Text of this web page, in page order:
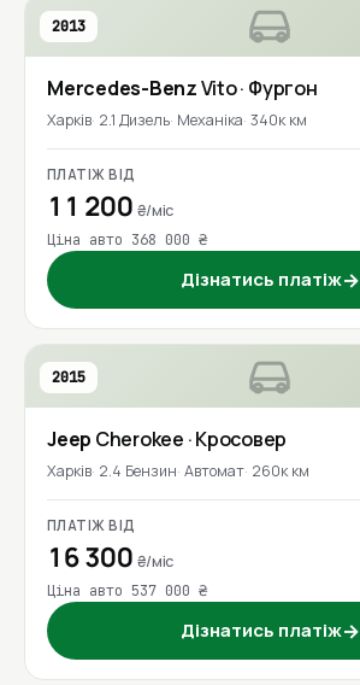
2013
Mercedes-BenzVito· Фургон
Харків 2.1 Дизель Механіка 340к км
ПЛАТІЖ ВІД
11 200 ₴/міс
Ціна авто 368 000 ₴
Дізнатись платіж→
2015
Jeep Cherokee · Кросовер
Харків 2.4 Бензин Автомат 260к км
ПЛАТІЖ ВІД
16 300 ₴/міс
Ціна авто 537 000 ₴
Дізнатись платіж→